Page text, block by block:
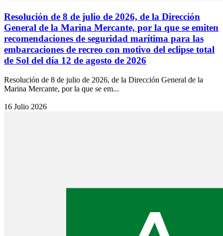
Resolución de 8 de julio de 2026, de la Dirección
General de la Marina Mercante, por la que se emiten
recomendaciones de seguridad marítima para las
embarcaciones de recreo con motivo del eclipse total
de Sol del día 12 de agosto de 2026
Resolución de 8 de julio de 2026, de la Dirección General de la
Marina Mercante, por la que se em...
16 Julio 2026